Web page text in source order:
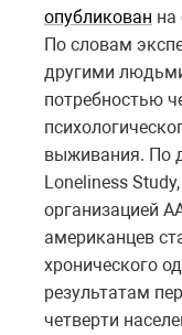
опубликован на
По словам
другими
потребностью
выживания. По
Loneliness
организацией
американцев
хронического
результатам
четверти